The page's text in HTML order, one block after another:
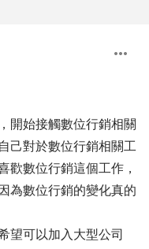
開始接觸數位行銷相關
己對於數位行銷相關工
歡數位行銷這個工作，
為數位行銷的變化真的
望可以加入大型公司